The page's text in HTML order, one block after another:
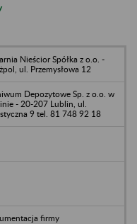
Nieścior Spółka z o.o. -
ul. Przemysłowa 12
Depozytowe Sp. z o.o. w
- 20-207 Lublin, ul.
9 tel. 81 748 92 18
firmy